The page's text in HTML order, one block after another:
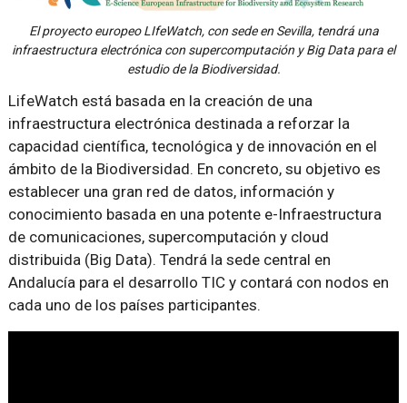
El proyecto europeo LIfeWatch, con sede en Sevilla, tendrá una
infraestructura electrónica con supercomputación y Big Data para el
estudio de la Biodiversidad.
LifeWatch está basada en la creación de una
infraestructura electrónica destinada a reforzar la
capacidad científica, tecnológica y de innovación en el
ámbito de la Biodiversidad. En concreto, su objetivo es
establecer una gran red de datos, información y
conocimiento basada en una potente e-Infraestructura
de comunicaciones, supercomputación y cloud
distribuida (Big Data). Tendrá la sede central en
Andalucía para el desarrollo TIC y contará con nodos en
cada uno de los países participantes.